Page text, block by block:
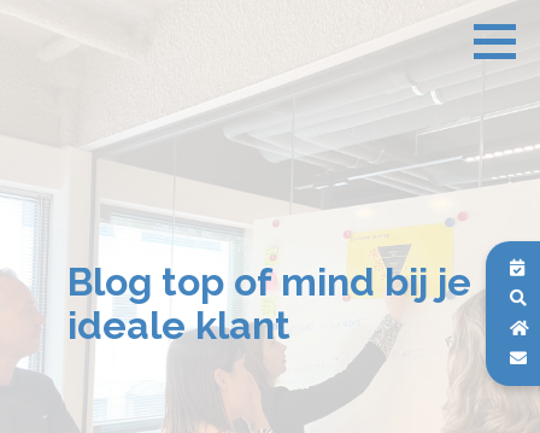
Blog top of mind bij je
ideale klant